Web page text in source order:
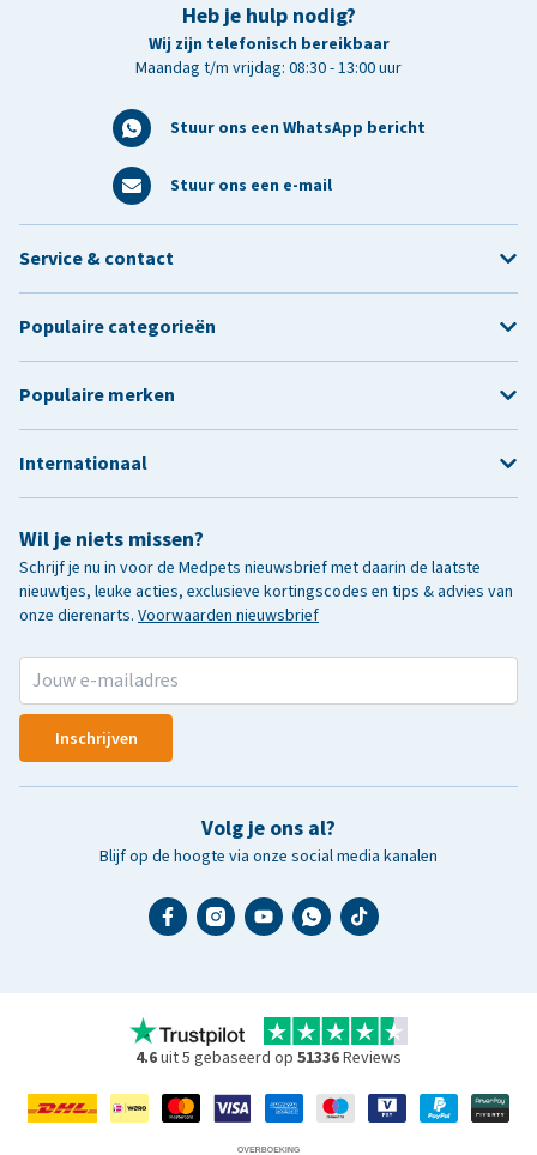
Heb je hulp nodig?
Wij zijn telefonisch bereikbaar
Maandag t/m vrijdag: 08:30 - 13:00 uur
Stuur ons een WhatsApp bericht
Stuur ons een e-mail
Wil je niets missen?
Schrijf je nu in voor de Medpets nieuwsbrief met daarin de laatste
nieuwtjes, leuke acties, exclusieve kortingscodes en tips & advies van
onze dierenarts. Voorwaarden nieuwsbrief
Inschrijven
Volg je ons al?
Blijf op de hoogte via onze social media kanalen
Service & contact
Populaire categorieën
Populaire merken
Internationaal
4.6uit 5 gebaseerd op 51336Reviews